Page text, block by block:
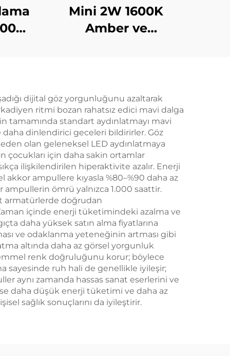
Mini 2W 1600K
Amber ve
Gövdeli LED Kitap
Işığı
dijital göz yorgunluğunu azaltarak
ritmi bozan rahatsız edici mavi dalga
tamamında standart aydınlatmayı mavi
daha dinlendirici geceleri bildirirler. Göz
olan geleneksel LED aydınlatmaya
çocukları için daha sakin ortamlar
ilişkilendirilen hiperaktivite azalır. Enerji
ampullere kıyasla %80–%90 daha az
ömrü yalnızca 1.000 saattir.
armatürlerde doğrudan
içinde enerji tüketimindeki azalma ve
daha yüksek satın alma fiyatlarına
ve odaklanma yeteneğinin artması gibi
altında daha az görsel yorgunluk
renk doğruluğunu korur; böylece
sayesinde ruh hali de genellikle iyileşir;
aynı zamanda hassas sanat eserlerini ve
daha düşük enerji tüketimi ve daha az
sağlık sonuçlarını da iyileştirir.